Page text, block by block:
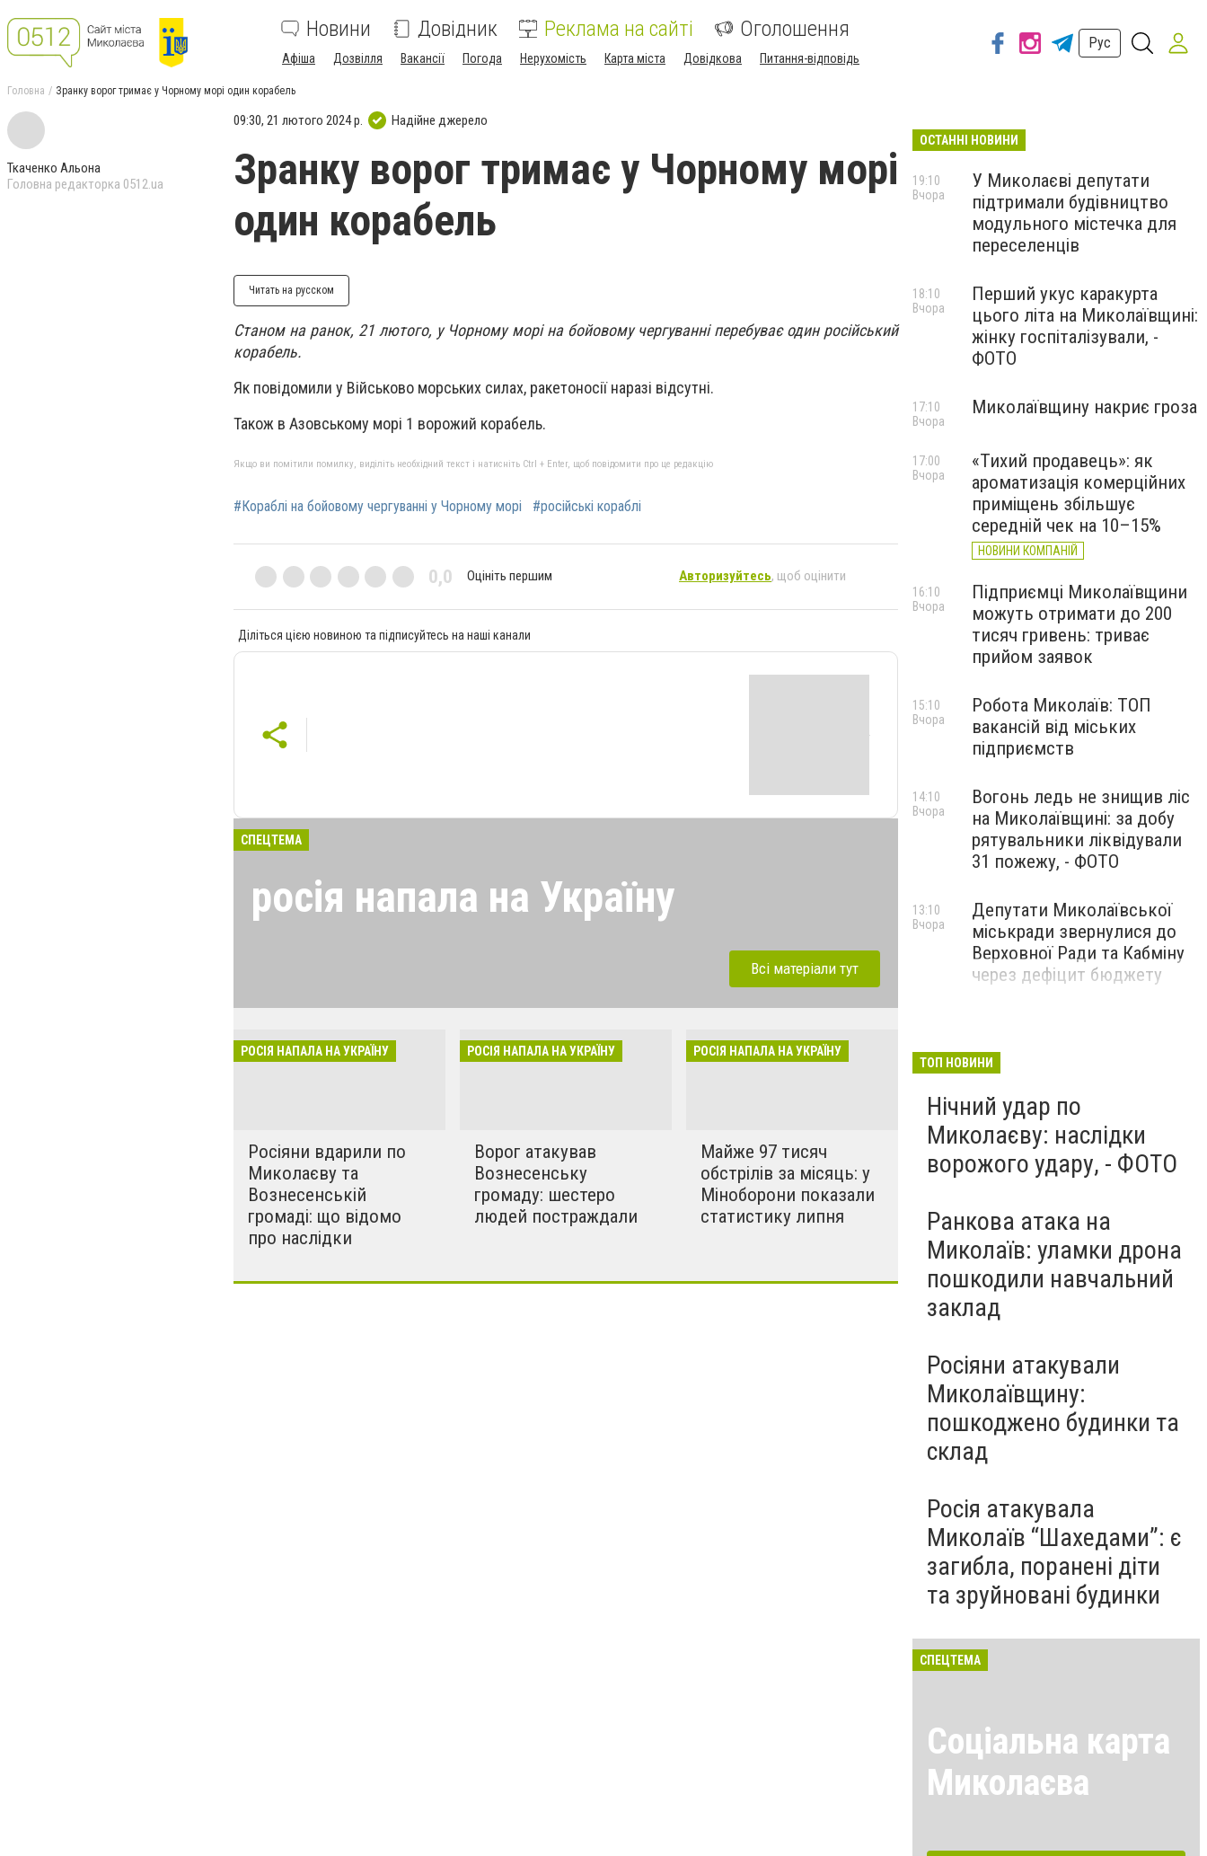
Новини Довідник Реклама на сайті Оголошення
Афіша Дозвілля Вакансії Погода Нерухомість Карта міста Довідкова Питання-відповідь
Рус
Головна Зранку ворог тримає у Чорному морі один корабель
Ткаченко Альона
Головна редакторка 0512.ua
09:30, 21 лютого 2024 р. Надійне джерело
Зранку ворог тримає у Чорному морі
один корабель
Читать на русском
Станом на ранок, 21 лютого, у Чорному морі на бойовому чергуванні перебуває один російський
корабель.
Як повідомили у Військово морських силах, ракетоносії наразі відсутні.
Також в Азовському морі 1 ворожий корабель.
Якщо ви помітили помилку, виділіть необхідний текст і натисніть Ctrl + Enter, щоб повідомити про це редакцію
#Кораблі на бойовому чергуванні у Чорному морі #російські кораблі
0,0 Оцініть першим Авторизуйтесь, щоб оцінити
Діліться цією новиною та підписуйтесь на наші канали
СПЕЦТЕМА
росія напала на Україну
розкрадати будинки в селах. Ми боремось
за нашу свободу!!
Всі матеріали тут
РОСІЯ НАПАЛА НА УКРАЇНУ
Росіяни вдарили по
Миколаєву та
Вознесенській
громаді: що відомо
про наслідки
РОСІЯ НАПАЛА НА УКРАЇНУ
Ворог атакував
Вознесенську
громаду: шестеро
людей постраждали
РОСІЯ НАПАЛА НА УКРАЇНУ
Майже 97 тисяч
обстрілів за місяць: у
Міноборони показали
статистику липня
ОСТАННІ НОВИНИ
У Миколаєві депутати
підтримали будівництво
модульного містечка для
переселенців
19:10
Вчора
Перший укус каракурта
цього літа на Миколаївщині:
жінку госпіталізували, -
ФОТО
18:10
Вчора
Миколаївщину накриє гроза
17:10
Вчора
«Тихий продавець»: як
ароматизація комерційних
приміщень збільшує
середній чек на 10–15%
НОВИНИ КОМПАНІЙ
17:00
Вчора
Підприємці Миколаївщини
можуть отримати до 200
тисяч гривень: триває
прийом заявок
16:10
Вчора
Робота Миколаїв: ТОП
вакансій від міських
підприємств
15:10
Вчора
Вогонь ледь не знищив ліс
на Миколаївщині: за добу
рятувальники ліквідували
31 пожежу, - ФОТО
14:10
Вчора
Депутати Миколаївської
міськради звернулися до
Верховної Ради та Кабміну
через дефіцит бюджету
13:10
Вчора
ТОП НОВИНИ
Нічний удар по
Миколаєву: наслідки
ворожого удару, - ФОТО
Ранкова атака на
Миколаїв: уламки дрона
пошкодили навчальний
заклад
Росіяни атакували
Миколаївщину:
пошкоджено будинки та
склад
Росія атакувала
Миколаїв “Шахедами”: є
загибла, поранені діти
та зруйновані будинки
СПЕЦТЕМА
Соціальна карта
Миколаєва